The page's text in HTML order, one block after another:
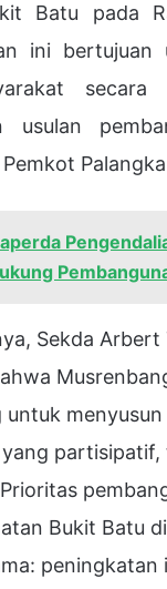
Batu pada
ini bertujuan
secara
usulan
Sekda Arbert
partisipatif,
Bukit Batu